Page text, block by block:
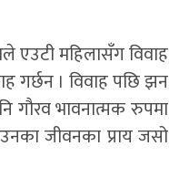
एउटी महिलासँग विवाह
गर्छन । विवाह पछि झन
गौरव भावनात्मक रुपमा
जीवनका प्राय जसो